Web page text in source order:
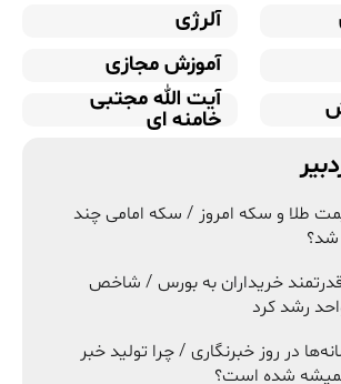
آلرژی
آموزش مجازی
آیت الله مجتبی
خامنه ای
طلا و سکه امروز / سکه امامی چند
شد؟
خریداران به بورس / شاخص
در روز خبرنگاری / چرا تولید خبر
شده است؟